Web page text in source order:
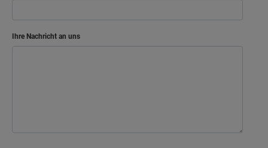
Netto-Raumfläche 90.22m²
Ihre Nachricht an uns